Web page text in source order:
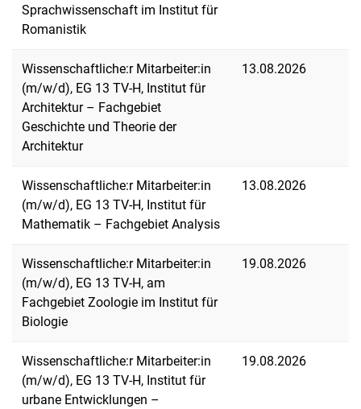
Sprachwissenschaft im Institut für
Romanistik
Wissenschaftliche:r Mitarbeiter:in
(m/w/d), EG 13 TV-H, Institut für
Architektur – Fachgebiet
Geschichte und Theorie der
Architektur
13.08.2026
Wissenschaftliche:r Mitarbeiter:in
(m/w/d), EG 13 TV-H, Institut für
Mathematik – Fachgebiet Analysis
13.08.2026
Wissenschaftliche:r Mitarbeiter:in
(m/w/d), EG 13 TV-H, am
Fachgebiet Zoologie im Institut für
Biologie
19.08.2026
Wissenschaftliche:r Mitarbeiter:in
(m/w/d), EG 13 TV-H, Institut für
urbane Entwicklungen –
19.08.2026